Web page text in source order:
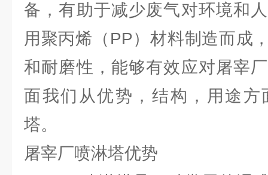
备，有助于减少废气对环境和
用聚丙烯（PP）材料制造而成
和耐磨性，能够有效应对屠宰
面我们从优势，结构，用途方
塔。
屠宰厂喷淋塔优势